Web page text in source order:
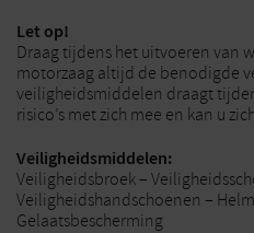
Let op!
Draag tijdens het uitvoeren van
motorzaag altijd de benodigde
veiligheidsmiddelen draagt
risico’s met zich mee en kan u
Veiligheidsmiddelen:
Veiligheidsbroek –
Veiligheidshandschoenen –
Gelaatsbescherming